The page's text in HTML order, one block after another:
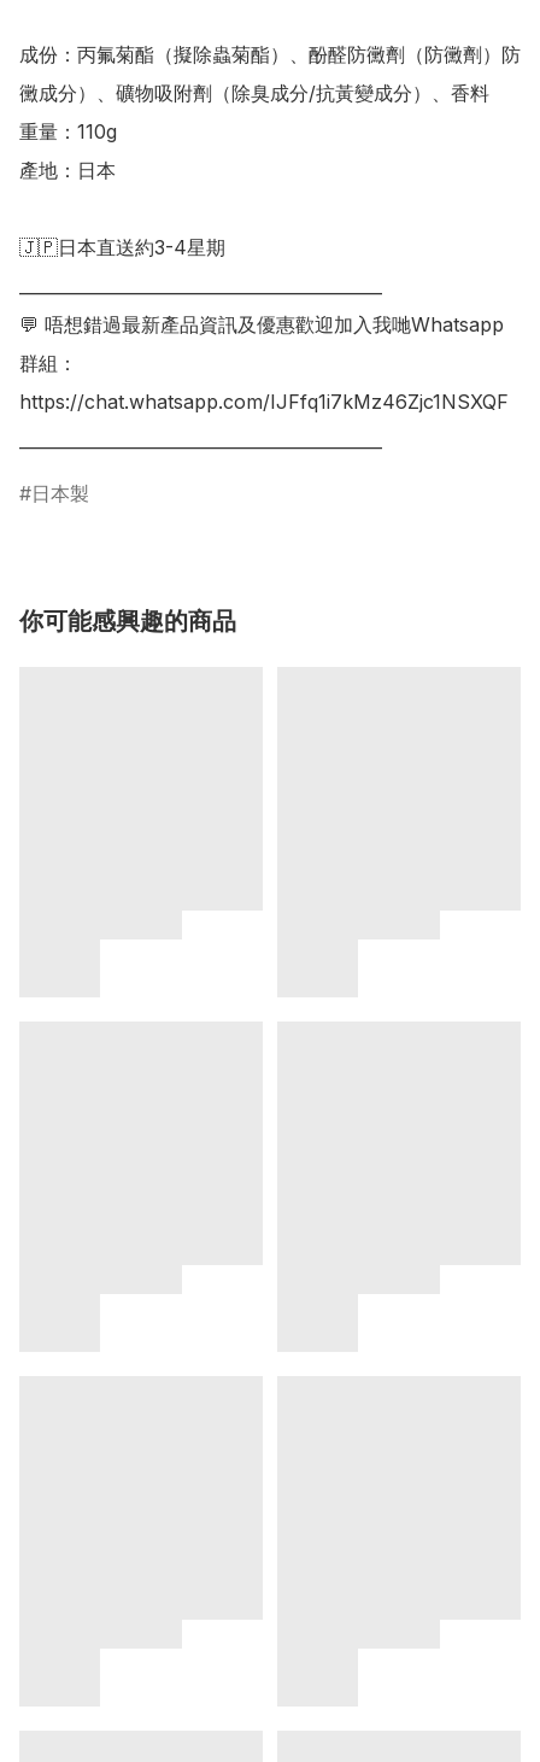
成份：丙氟菊酯（擬除蟲菊酯）、酚醛防黴劑（防黴劑）防
黴成分）、礦物吸附劑（除臭成分/抗黃變成分）、香料
重量：110g
產地：日本
🇯🇵日本直送約3-4星期
💬 唔想錯過最新產品資訊及優惠歡迎加入我哋Whatsapp
群組：
https://chat.whatsapp.com/IJFfq1i7kMz46Zjc1NSXQF
日本製
你可能感興趣的商品